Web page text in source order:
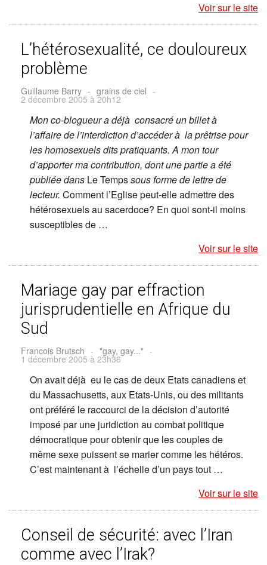
Voir sur le site
L’hétérosexualité, ce douloureux
problème
Guillaume Barry - grains de ciel -
2 décembre 2005 à 20h12
Mon co-blogueur a déjà consacré un billet à
l’affaire de l’interdiction d’accéder à la prêtrise pour
les homosexuels dits pratiquants. A mon tour
d’apporter ma contribution, dont une partie a été
publiée dans Le Tempssous forme de lettre de
lecteur. Comment l’Eglise peut-elle admettre des
hétérosexuels au sacerdoce? En quoi sont-il moins
susceptibles de …
Voir sur le site
Mariage gay par effraction
jurisprudentielle en Afrique du
Sud
Francois Brutsch - "gay, gay..." -
1 décembre 2005 à 23h36
On avait déjà eu le cas de deux Etats canadiens et
du Massachusetts, aux Etats-Unis, ou des militants
ont préféré le raccourci de la décision d’autorité
imposé par une juridiction au combat politique
démocratique pour obtenir que les couples de
même sexe puissent se marier comme les hétéros.
C’est maintenant à l’échelle d’un pays tout …
Voir sur le site
Conseil de sécurité: avec l’Iran
comme avec l’Irak?